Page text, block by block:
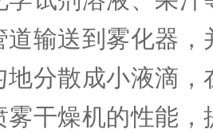
道输送到雾化器
地分散成小液滴
雾干燥机的性能